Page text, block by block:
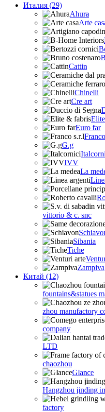
Италия (29)
Ahura
Arte
Cattin
Chinelli
Cre art
Euro far
G.g
IVV
La
vittorio & c. snc
Sibania
Tiche
Zampiva
Китай (12)
fountains&statues
zhou manufactory
company
LTD
chaozhou
Glance
Hangzhou jinding
factory